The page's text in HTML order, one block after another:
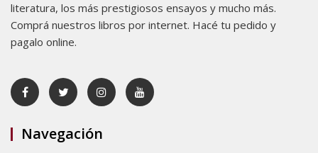
literatura, los más prestigiosos ensayos y mucho más.
Comprá nuestros libros por internet. Hacé tu pedido y
pagalo online.
Navegación